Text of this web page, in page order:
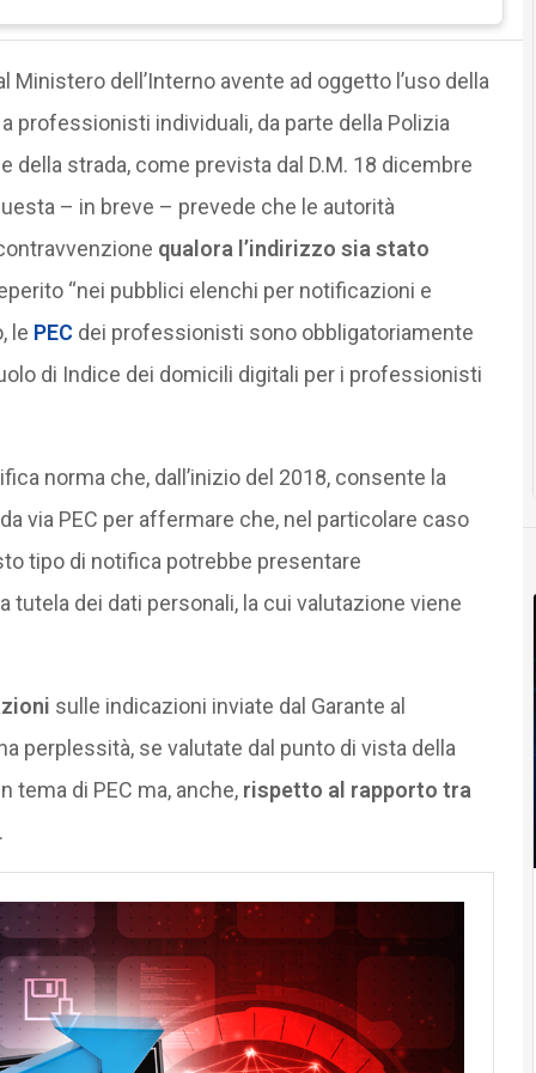
Ministero dell’Interno avente ad oggetto l’uso della
professionisti individuali, da parte della Polizia
della strada, come prevista dal D.M. 18 dicembre
– in breve – prevede che le autorità
qualora l’indirizzo sia stato
“nei pubblici elenchi per notificazioni e
le PEC dei professionisti sono obbligatoriamente
di Indice dei domicili digitali per i professionisti
norma che, dall’inizio del 2018, consente la
via PEC per affermare che, nel particolare caso
tipo di notifica potrebbe presentare
tutela dei dati personali, la cui valutazione viene
sulle indicazioni inviate dal Garante al
perplessità, se valutate dal punto di vista della
tema di PEC ma, anche, rispetto al rapporto tra